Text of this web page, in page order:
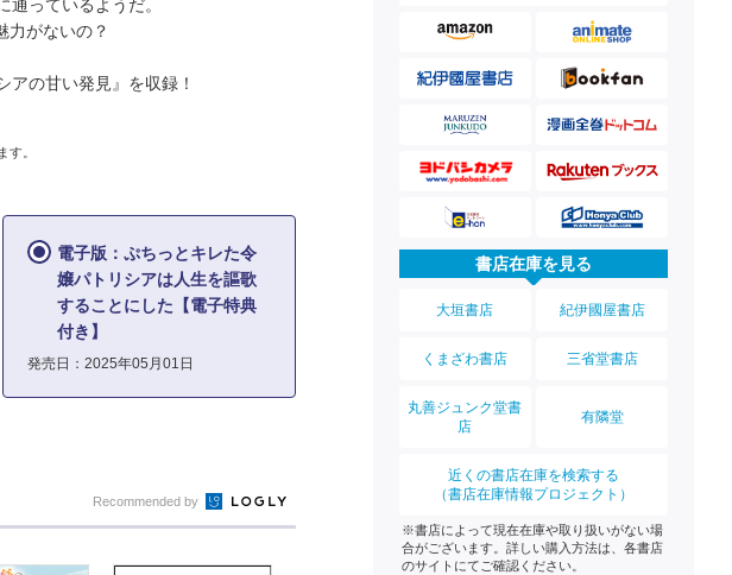
っているようだ。
がないの？
アの甘い発見』を収録！
す。
電子版：ぷちっとキレた令
嬢パトリシアは人生を謳歌
することにした【電子特典
付き】
発売日：2025年05月01日
書店在庫を見る
大垣書店 紀伊國屋書店
くまざわ書店 三省堂書店
丸善ジュンク堂書
店
有隣堂
近くの書店在庫を検索する
（書店在庫情報プロジェクト）
※書店によって現在在庫や取り扱いがない場
合がございます。詳しい購入方法は、各書店
のサイトにてご確認ください。
Recommended by